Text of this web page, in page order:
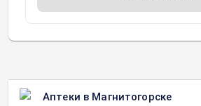
Аптеки в Магнитогорске